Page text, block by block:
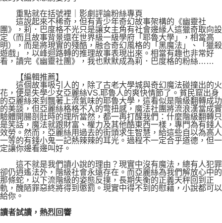
重點就在括號裡｜影劇評論粉絲專頁
這說起來不稀奇，但有青少年奇幻故事架構的《幽靈社
團》，莉．巴度格不光只是讓女主角有社會邊緣人這獵奇取向設
定（而且故事背景還在世界級一級學府「耶魯大學」，相當高
明），而是將現實的殘酷，融合奇幻風格的「黑魔法」、「獵殺
遊戲」，以峰迴路轉的推理故事表現出來。相當有趣也非常好
看，讀完《幽靈社團》，我也默默成為莉．巴度格的粉絲……
【編輯推薦】
這個故事吸引人的，除了古老大學城與奇幻魔法碰撞出的火
花，便是失學少女亞麗絲VS.耶魯人的爽快情節了。貧民窟出身
的亞麗絲來到飄著上流氣味的耶魯大學，這看似是階級翻轉成功
的美談，但亞麗絲格格不入的彆扭感，魔法社團將流浪漢當成實
驗體開腸剖肚時的理所當然，都一再打醒我們：什麼階級翻轉只
是笑話，魔法就跟財富、權力及其他酷東西一樣，專門為有錢人
效勞。然而，亞麗絲用過去的街頭求生智慧，給這些自以為高人
一等的有錢小鬼一記熱辣辣的耳光。過程不一定合乎道德，但一
定讓你邊看邊叫好。
這不就是我們讀小說的理由？現實中沒有魔法，總有人犯罪
卻仍逍遙法外，階級社會永遠存在。而亞麗絲為我們解放心中的
那條蛇，以下流階級的姿態反撲，長期失衡的正義天秤回到正
軌，醜陋罪惡終將得到懲罰。現實中得不到的慰藉，小說都可以
給你。
讀者試讀，熱烈回響